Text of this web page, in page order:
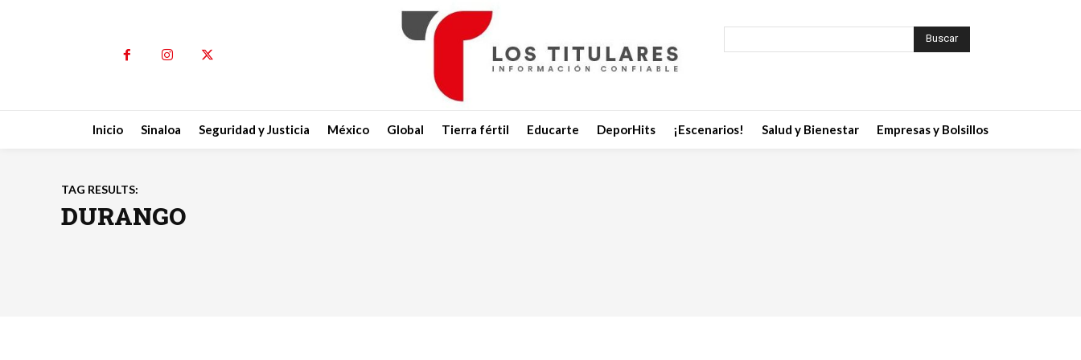
Buscar
Inicio Sinaloa Seguridad y Justicia México Global Tierra fértil Educarte DeporHits ¡Escenarios! Salud y Bienestar Empresas y Bolsillos
TAG RESULTS:
DURANGO